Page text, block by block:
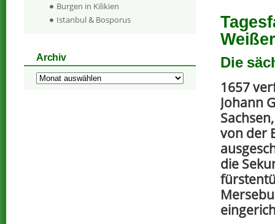
Die
1657
Johann
von der
die
Burgen in Kilikien
Istanbul & Bosporus
Archiv
Archiv